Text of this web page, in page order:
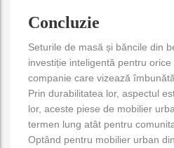
Concluzie
Seturile de masă și băncile din
investiție inteligentă pentru
companie care vizează
Prin durabilitatea lor, aspectul
lor, aceste piese de mobilier
termen lung atât pentru
Optând pentru mobilier urban